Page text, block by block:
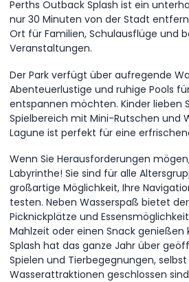
Perths Outback Splash ist ein
nur 30 Minuten von der Stadt
Ort für Familien, Schulausflüge und
Veranstaltungen.
Der Park verfügt über aufregende
Abenteuerlustige und ruhige Pools
entspannen möchten. Kinder lieben
Spielbereich mit Mini-Rutschen und
Lagune ist perfekt für eine
Wenn Sie Herausforderungen
Labyrinthe! Sie sind für alle
großartige Möglichkeit, Ihre
testen. Neben Wasserspaß bietet
Picknickplätze und
Mahlzeit oder einen Snack genießen
Splash hat das ganze Jahr über
Spielen und Tierbegegnungen,
Wasserattraktionen geschlossen